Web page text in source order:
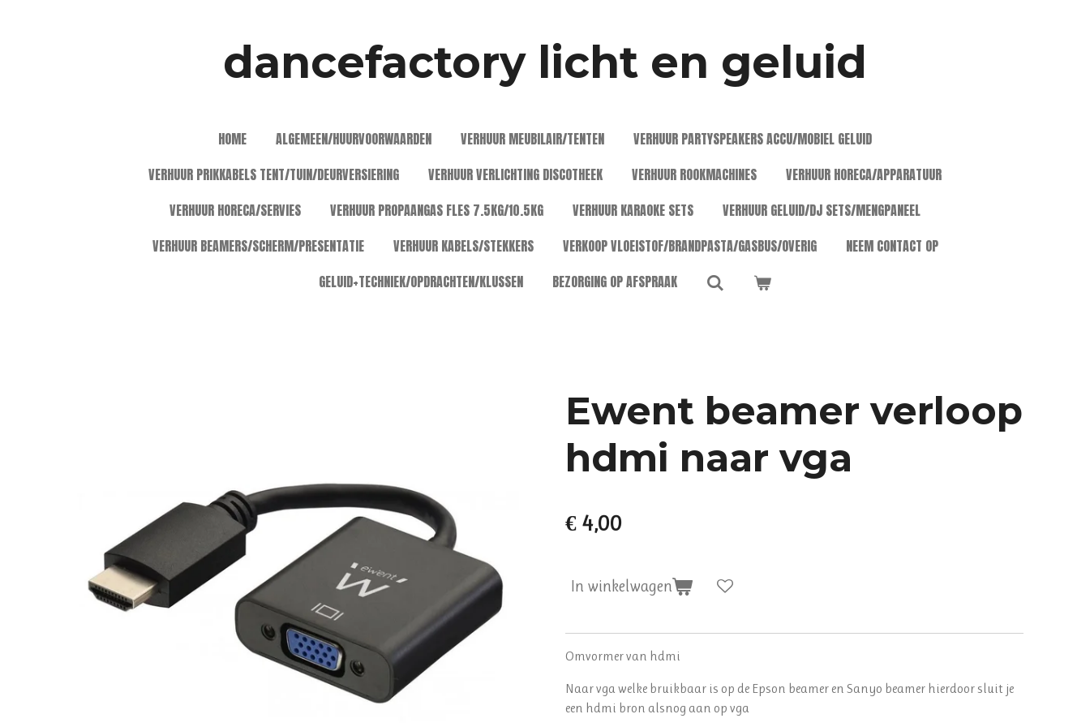
dancefactory licht en geluid
HOME ALGEMEEN/HUURVOORWAARDEN VERHUUR MEUBILAIR/TENTEN
VERHUUR PARTYSPEAKERS ACCU/MOBIEL GELUID
VERHUUR PRIKKABELS TENT/TUIN/DEURVERSIERING
VERHUUR VERLICHTING DISCOTHEEK VERHUUR ROOKMACHINES
VERHUUR HORECA/APPARATUUR
VERHUUR HORECA/SERVIES
VERHUUR PROPAANGAS FLES 7.5KG/10.5KG VERHUUR KARAOKE SETS
VERHUUR GELUID/DJ SETS/MENGPANEEL
VERHUUR BEAMERS/SCHERM/PRESENTATIE
VERHUUR KABELS/STEKKERS VERKOOP VLOEISTOF/BRANDPASTA/GASBUS/OVERIG
NEEM CONTACT OP
GELUID+TECHNIEK/OPDRACHTEN/KLUSSEN
BEZORGING OP AFSPRAAK
Ewent beamer verloop
hdmi naar vga
€ 4,00
In winkelwagen
Omvormer van hdmi
Naar vga welke bruikbaar is op de Epson beamer en Sanyo beamer hierdoor sluit je
een hdmi bron alsnog aan op vga